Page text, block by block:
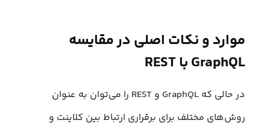
موارد و نکات اصلی در مقایسه
GraphQL با REST
در حالی که GraphQL و REST را می‌توان به عنوان
روش‌های مختلف برای برقراری ارتباط بین کلاینت و